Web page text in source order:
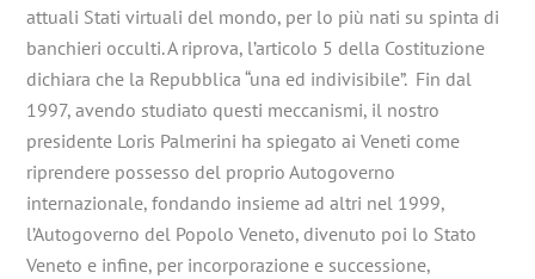
attuali Stati virtuali del mondo, per lo più nati su spinta di
banchieri occulti. A riprova, l’articolo 5 della Costituzione
dichiara che la Repubblica “una ed indivisibile”. Fin dal
1997, avendo studiato questi meccanismi, il nostro
presidente Loris Palmerini ha spiegato ai Veneti come
riprendere possesso del proprio Autogoverno
internazionale, fondando insieme ad altri nel 1999,
l’Autogoverno del Popolo Veneto, divenuto poi lo Stato
Veneto e infine, per incorporazione e successione,